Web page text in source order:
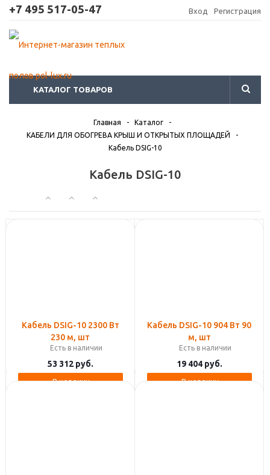
+7 495 517-05-47 Вход Регистрация
КАТАЛОГ ТОВАРОВ
Главная - Каталог
-
КАБЕЛИ ДЛЯ ОБОГРЕВА КРЫШ И ОТКРЫТЫХ ПЛОЩАДЕЙ
-
Кабель DSIG-10
Кабель DSIG-10
Кабель DSIG-10 2300 Вт
230 м, шт
Есть в наличии
53 312руб.
В корзину
Кабель DSIG-10 904 Вт 90
м, шт
Есть в наличии
19 404руб.
В корзину